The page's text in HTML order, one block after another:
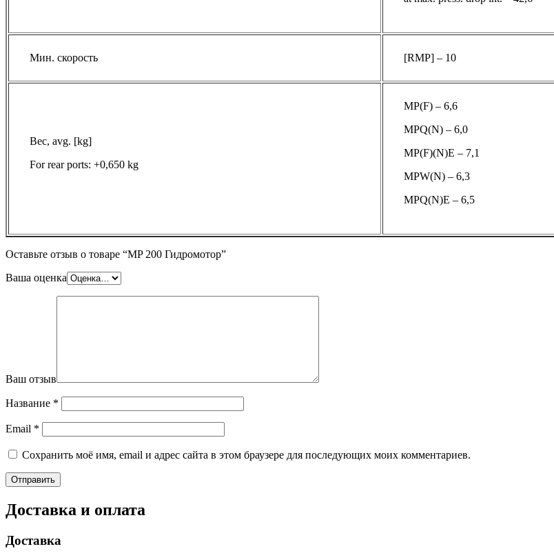
Мин. скорость [RMP] – 10
Вес, avg. [kg]
For rear ports: +0,650 kg
MP(F) – 6,6
MPQ(N) – 6,0
MP(F)(N)E – 7,1
MPW(N) – 6,3
MPQ(N)E – 6,5
Оставьте отзыв о товаре “MP 200 Гидромотор”
Ваша оценка
Ваш отзыв
Название *
Email *
Сохранить моё имя, email и адрес сайта в этом браузере для последующих моих комментариев.
Доставка и оплата
Доставка